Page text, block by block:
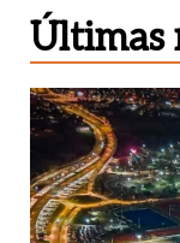
Últimas